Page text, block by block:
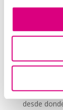
comentario.
Interfonos
Telefonía
desde